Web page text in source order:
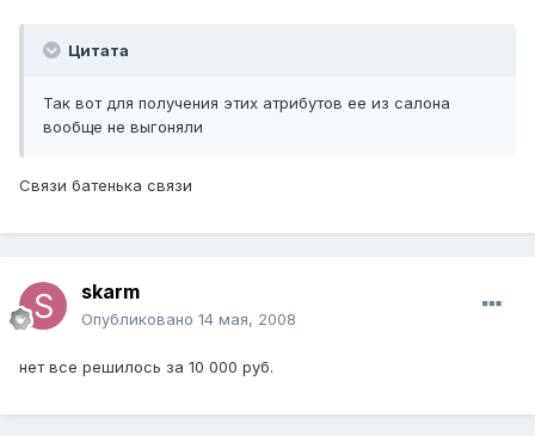
Цитата
Так вот для получения этих атрибутов ее из салона
вообще не выгоняли
Связи батенька связи
skarm
Опубликовано 14 мая, 2008
нет все решилось за 10 000 руб.